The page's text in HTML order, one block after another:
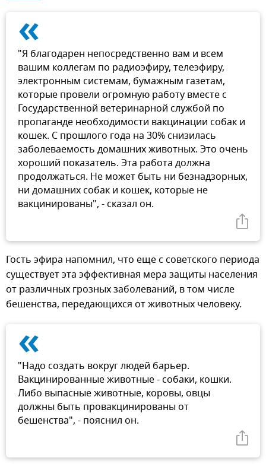
«
"Я благодарен непосредственно вам и всем
вашим коллегам по радиоэфиру, телеэфиру,
электронным системам, бумажным газетам,
которые провели огромную работу вместе с
Государственной ветеринарной службой по
пропаганде необходимости вакцинации собак и
кошек. С прошлого года на 30% снизилась
заболеваемость домашних животных. Это очень
хороший показатель. Эта работа должна
продолжаться. Не может быть ни безнадзорных,
ни домашних собак и кошек, которые не
вакцинированы", - сказал он.
Гость эфира напомнил, что еще с советского периода
существует эта эффективная мера защиты населения
от различных грозных заболеваний, в том числе
бешенства, передающихся от животных человеку.
«
"Надо создать вокруг людей барьер.
Вакцинированные животные - собаки, кошки.
Либо выпасные животные, коровы, овцы
должны быть провакцинированы от
бешенства", - пояснил он.